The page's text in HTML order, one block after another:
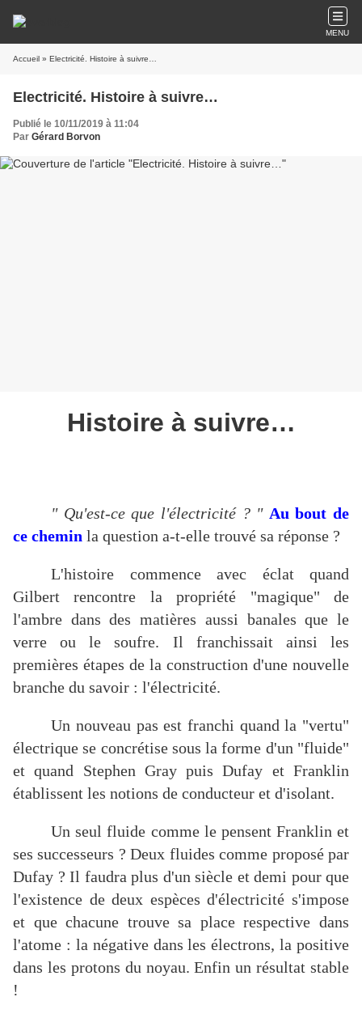
MENU
Accueil » Electricité. Histoire à suivre…
Electricité. Histoire à suivre…
Publié le 10/11/2019 à 11:04
Par Gérard Borvon
Histoire à suivre…
" Qu'est-ce que l'électricité ? " Au bout de
ce chemin la question a-t-elle trouvé sa réponse ?
L'histoire commence avec éclat quand
Gilbert rencontre la propriété "magique" de
l'ambre dans des matières aussi banales que le
verre ou le soufre. Il franchissait ainsi les
premières étapes de la construction d'une nouvelle
branche du savoir : l'électricité.
Un nouveau pas est franchi quand la "vertu"
électrique se concrétise sous la forme d'un "fluide"
et quand Stephen Gray puis Dufay et Franklin
établissent les notions de conducteur et d'isolant.
Un seul fluide comme le pensent Franklin et
ses successeurs ? Deux fluides comme proposé par
Dufay ? Il faudra plus d'un siècle et demi pour que
l'existence de deux espèces d'électricité s'impose
et que chacune trouve sa place respective dans
l'atome : la négative dans les électrons, la positive
dans les protons du noyau. Enfin un résultat stable
!